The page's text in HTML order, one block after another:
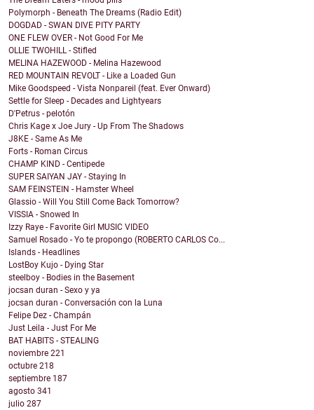
Polymorph - Beneath The Dreams (Radio Edit)
DOGDAD - SWAN DIVE PITY PARTY
ONE FLEW OVER - Not Good For Me
OLLIE TWOHILL - Stifled
MELINA HAZEWOOD - Melina Hazewood
RED MOUNTAIN REVOLT - Like a Loaded Gun
Mike Goodspeed - Vista Nonpareil (feat. Ever Onward)
Settle for Sleep - Decades and Lightyears
D'Petrus - pelotón
Chris Kage x Joe Jury - Up From The Shadows
J8KE - Same As Me
Forts - Roman Circus
CHAMP KIND - Centipede
SUPER SAIYAN JAY - Staying In
SAM FEINSTEIN - Hamster Wheel
Glassio - Will You Still Come Back Tomorrow?
VISSIA - Snowed In
Izzy Raye - Favorite Girl MUSIC VIDEO
Samuel Rosado - Yo te propongo (ROBERTO CARLOS Co...
Islands - Headlines
LostBoy Kujo - Dying Star
steelboy - Bodies in the Basement
jocsan duran - Sexo y ya
jocsan duran - Conversación con la Luna
Felipe Dez - Champán
Just Leila - Just For Me
BAT HABITS - STEALING
noviembre 221
octubre 218
septiembre 187
agosto 341
julio 287